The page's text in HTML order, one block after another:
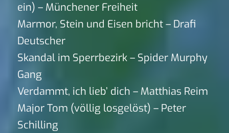
ein) – Münchener Freiheit
Marmor, Stein und Eisen bricht – Drafi
Deutscher
Skandal im Sperrbezirk – Spider Murphy
Gang
Verdammt, ich lieb’ dich – Matthias Reim
Major Tom (völlig losgelöst) – Peter
Schilling